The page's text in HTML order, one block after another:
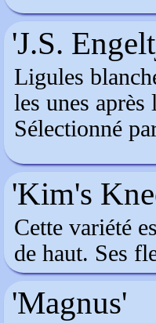
'J.S.
Ligules
les unes après
Sélectionné
'Kim's
Cette variété
de haut. Ses
'Magnus'